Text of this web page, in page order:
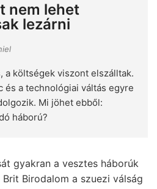
nem lehet
lezárni
a költségek viszont elszálltak.
és a technológiai váltás egyre
Mi jöhet ebből:
háború?
gyakran a vesztes háborúk
Birodalom a szuezi válság